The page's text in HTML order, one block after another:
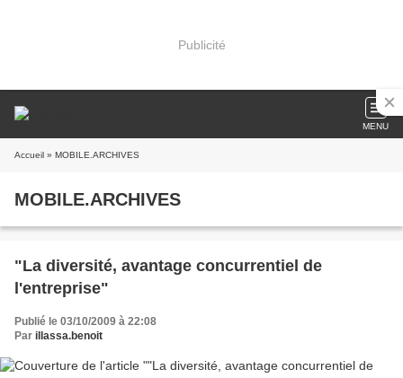
Publicité
MENU
Accueil » MOBILE.ARCHIVES
MOBILE.ARCHIVES
"La diversité, avantage concurrentiel de
l'entreprise"
Publié le 03/10/2009 à 22:08
Par illassa.benoit